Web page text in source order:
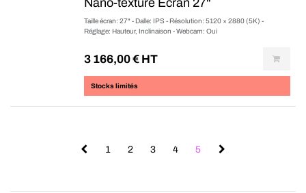
Nano-texturé Ecran 27"
Taille écran: 27" - Dalle: IPS - Résolution: 5120 × 2880 (5K) -
Réglage: Hauteur, Inclinaison - Webcam: Oui
3 166,00€ HT
Stocks limités
1 2 3 4 5